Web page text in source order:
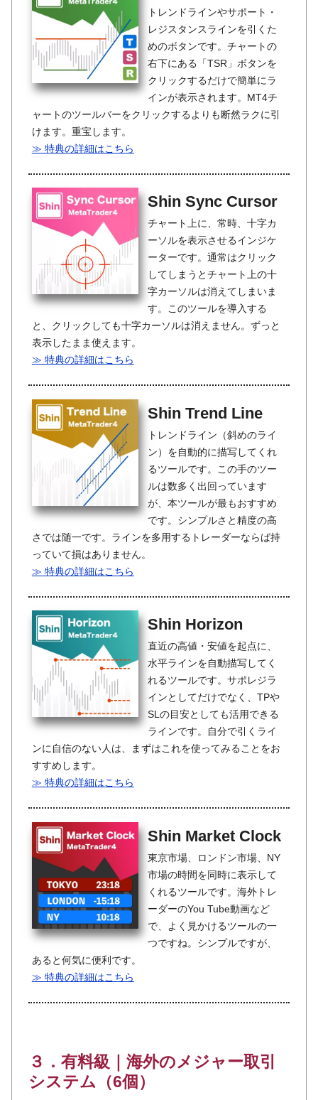
トレンドラインやサポート・
レジスタンスラインを引くた
めのボタンです。チャートの
右下にある「TSR」ボタンを
クリックするだけで簡単にラ
インが表示されます。MT4チ
ャートのツールバーをクリックするよりも断然ラクに引
けます。重宝します。
≫ 特典の詳細はこちら
Shin Sync Cursor
チャート上に、常時、十字カ
ーソルを表示させるインジケ
ーターです。通常はクリック
してしまうとチャート上の十
字カーソルは消えてしまいま
す。このツールを導入する
と、クリックしても十字カーソルは消えません。ずっと
表示したまま使えます。
≫ 特典の詳細はこちら
Shin Trend Line
トレンドライン（斜めのライ
ン）を自動的に描写してくれ
るツールです。この手のツー
ルは数多く出回っています
が、本ツールが最もおすすめ
です。シンプルさと精度の高
さでは随一です。ラインを多用するトレーダーならば持
っていて損はありません。
≫ 特典の詳細はこちら
Shin Horizon
直近の高値・安値を起点に、
水平ラインを自動描写してく
れるツールです。サポレジラ
インとしてだけでなく、TPや
SLの目安としても活用できる
ラインです。自分で引くライ
ンに自信のない人は、まずはこれを使ってみることをお
すすめします。
≫ 特典の詳細はこちら
Shin Market Clock
東京市場、ロンドン市場、NY
市場の時間を同時に表示して
くれるツールです。海外トレ
ーダーのYou Tube動画など
で、よく見かけるツールの一
つですね。シンプルですが、
あると何気に便利です。
≫ 特典の詳細はこちら
３．有料級｜海外のメジャー取引
システム（6個）